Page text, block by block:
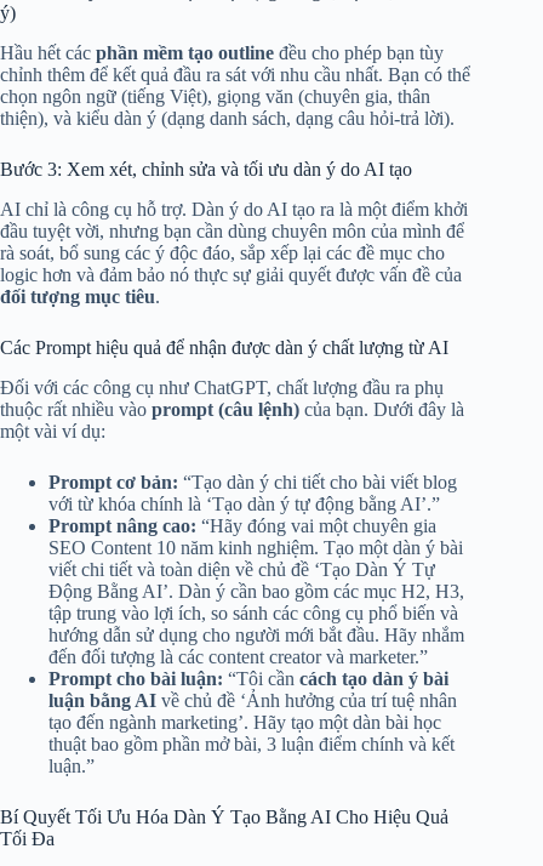
ý)
Hầu hết các phần mềm tạo outline đều cho phép bạn tùy
chỉnh thêm để kết quả đầu ra sát với nhu cầu nhất. Bạn có thể
chọn ngôn ngữ (tiếng Việt), giọng văn (chuyên gia, thân
thiện), và kiểu dàn ý (dạng danh sách, dạng câu hỏi-trả lời).
Bước 3: Xem xét, chỉnh sửa và tối ưu dàn ý do AI tạo
AI chỉ là công cụ hỗ trợ. Dàn ý do AI tạo ra là một điểm khởi
đầu tuyệt vời, nhưng bạn cần dùng chuyên môn của mình để
rà soát, bổ sung các ý độc đáo, sắp xếp lại các đề mục cho
logic hơn và đảm bảo nó thực sự giải quyết được vấn đề của
đối tượng mục tiêu.
Các Prompt hiệu quả để nhận được dàn ý chất lượng từ AI
Đối với các công cụ như ChatGPT, chất lượng đầu ra phụ
thuộc rất nhiều vào prompt (câu lệnh) của bạn. Dưới đây là
một vài ví dụ:
Prompt cơ bản: “Tạo dàn ý chi tiết cho bài viết blog
với từ khóa chính là ‘Tạo dàn ý tự động bằng AI’.”
Prompt nâng cao: “Hãy đóng vai một chuyên gia
SEO Content 10 năm kinh nghiệm. Tạo một dàn ý bài
viết chi tiết và toàn diện về chủ đề ‘Tạo Dàn Ý Tự
Động Bằng AI’. Dàn ý cần bao gồm các mục H2, H3,
tập trung vào lợi ích, so sánh các công cụ phổ biến và
hướng dẫn sử dụng cho người mới bắt đầu. Hãy nhắm
đến đối tượng là các content creator và marketer.”
Prompt cho bài luận: “Tôi cần cách tạo dàn ý bài
luận bằng AI về chủ đề ‘Ảnh hưởng của trí tuệ nhân
tạo đến ngành marketing’. Hãy tạo một dàn bài học
thuật bao gồm phần mở bài, 3 luận điểm chính và kết
luận.”
Bí Quyết Tối Ưu Hóa Dàn Ý Tạo Bằng AI Cho Hiệu Quả
Tối Đa